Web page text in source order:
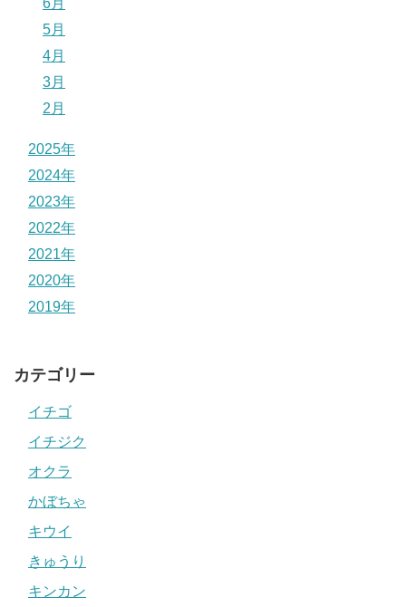
6月
5月
4月
3月
2月
2025年
2024年
2023年
2022年
2021年
2020年
2019年
カテゴリー
イチゴ
イチジク
オクラ
かぼちゃ
キウイ
きゅうり
キンカン